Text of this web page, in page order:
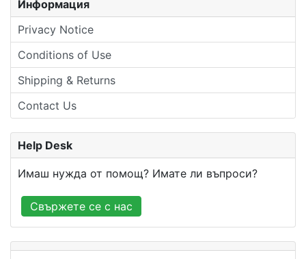
Информация
Privacy Notice
Conditions of Use
Shipping & Returns
Contact Us
Help Desk
Имаш нужда от помощ? Имате ли въпроси?
Свържете се с нас